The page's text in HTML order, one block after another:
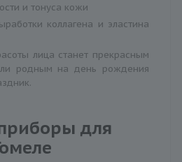
и тонуса кожи
коллагена и эластина
лица станет прекрасным
родным на день рождения
для